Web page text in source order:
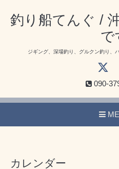
釣り船てんぐ /
で
ジギング、深場釣り、グルクン釣り、
090-
カレンダー